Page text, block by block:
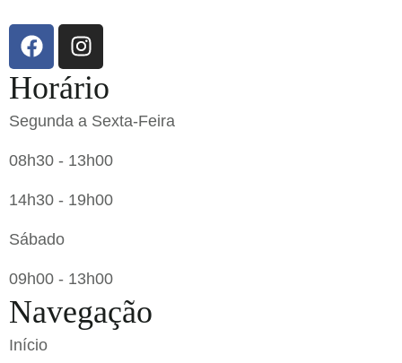
Horário
Segunda a Sexta-Feira
08h30 - 13h00
14h30 - 19h00
Sábado
09h00 - 13h00
Navegação
Início